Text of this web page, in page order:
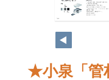
★小泉「管